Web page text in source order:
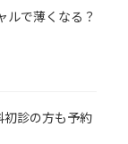
ルで薄くなる？
初診の方も予約